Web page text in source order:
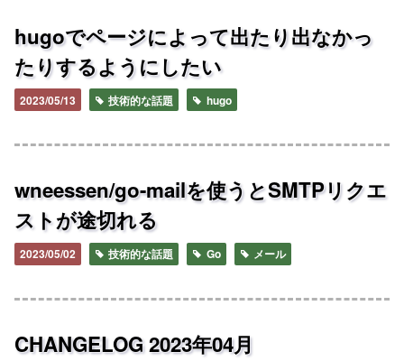
hugoでページによって出たり出なかっ
たりするようにしたい
2023/05/13 技術的な話題 hugo
wneessen/go-mailを使うとSMTPリクエ
ストが途切れる
2023/05/02 技術的な話題 Go メール
CHANGELOG 2023年04月